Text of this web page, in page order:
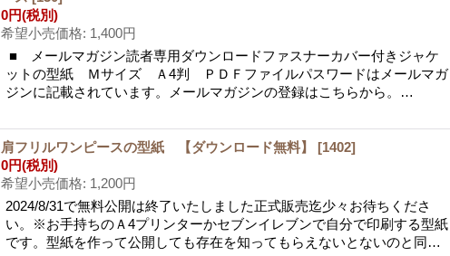
0円(税別)
希望小売価格: 1,400円
■ メールマガジン読者専用ダウンロードファスナーカバー付きジャケ
ットの型紙 Ｍサイズ Ａ4判 ＰＤＦファイルパスワードはメールマガ
ジンに記載されています。メールマガジンの登録はこちらから。…
肩フリルワンピースの型紙 【ダウンロード無料】 [1402]
0円(税別)
希望小売価格: 1,200円
2024/8/31で無料公開は終了いたしました正式販売迄少々お待ちくださ
い。※お手持ちのＡ4プリンターかセブンイレブンで自分で印刷する型紙
です。型紙を作って公開しても存在を知ってもらえないとないのと同…